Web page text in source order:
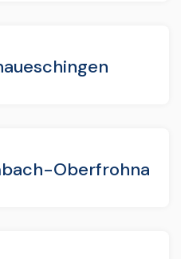
Oberfrohna